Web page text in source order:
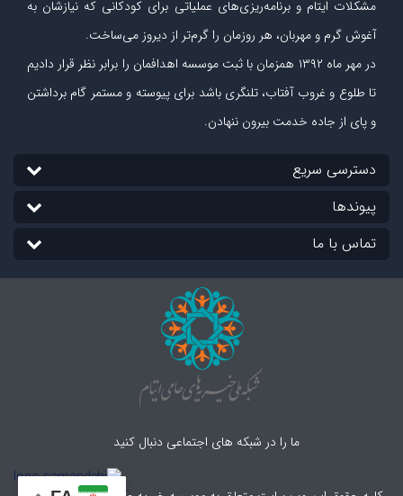
مشکلات ایتام و برنامه‌ریزی‏‌های عملیاتی برای کودکانی که نیازشان به
آغوش گرم و مهربان، هر روزمان را گرم‌تر از دیروز می‏‌ساخت.
در مهر ماه ۱۳۹۲ همزمان با ثبت موسسه اهدافمان را برابر نظر قرار دادیم
تا طلوع و غروب آفتاب، تلنگری باشد برای پیوسته و مستمر گام برداشتن
و پای از جاده‏ خدمت بیرون ننهادن.
دسترسی سریع
پیوندها
تماس با ما
ما را در شبکه های اجتماعی دنبال کنید